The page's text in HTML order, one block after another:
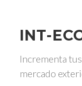
INT-
Incrementa
mercado